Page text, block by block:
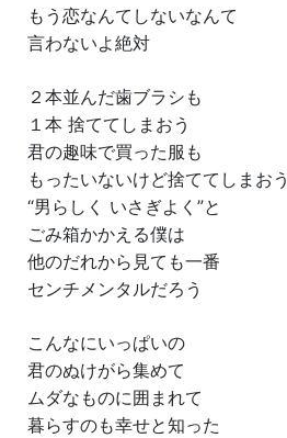
もう恋なんてしないなんて
言わないよ絶対
２本並んだ歯ブラシも
１本 捨ててしまおう
君の趣味で買った服も
もったいないけど捨ててしまおう
“男らしく いさぎよく”と
ごみ箱かかえる僕は
他のだれから見ても一番
センチメンタルだろう
こんなにいっぱいの
君のぬけがら集めて
ムダなものに囲まれて
暮らすのも幸せと知った